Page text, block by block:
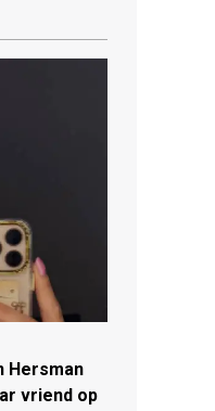
Hersman
vriend op